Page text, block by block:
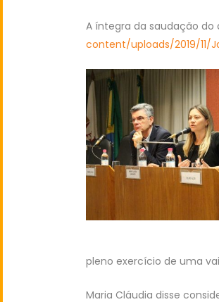
A íntegra da saudação do
content/uploads/2019/11/
pleno exercício de uma
Maria Cláudia disse